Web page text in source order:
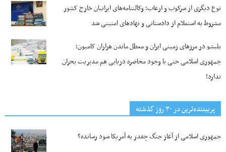
نوع دیگری از سرکوب و ارعاب؛ وکالتنامه‌های ایرانیان خارج کشور
مشروط به استعلام از دادستانی و نهادهای امنیتی شد
بلبشو در مرزهای زمینی ایران و معطل ماندن هزاران کامیون؛
جمهوری اسلامی حتی با وجود محاصره دریایی هم مدیریت بحران
ندارد!
پربیننده‌ترین‌ در ۳۰ روز گذشته
جمهوری اسلامی از آغاز جنگ چقدر به آمریکا سود رسانده؟